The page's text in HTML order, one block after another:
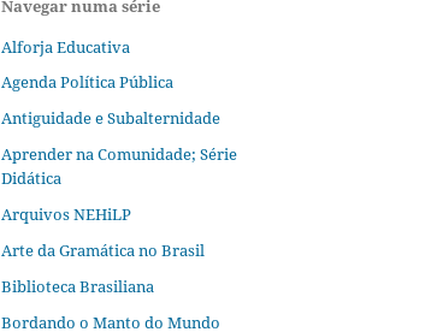
Navegar numa série
Alforja Educativa
Agenda Política Pública
Antiguidade e Subalternidade
Aprender na Comunidade; Série
Didática
Arquivos NEHiLP
Arte da Gramática no Brasil
Biblioteca Brasiliana
Bordando o Manto do Mundo